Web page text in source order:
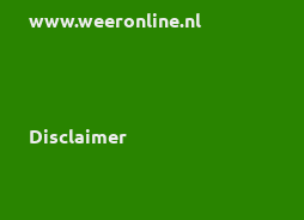
www.weeronline.nl
Disclaimer